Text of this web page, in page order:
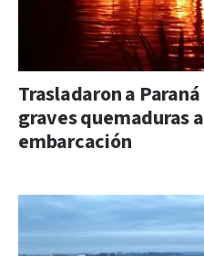
Trasladaron a
graves quemaduras
embarcación